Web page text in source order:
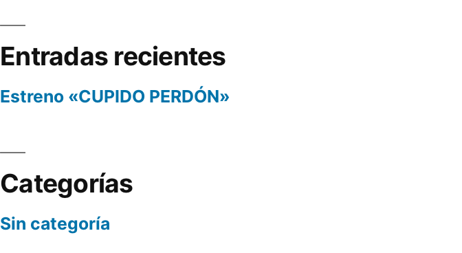
Entradas recientes
Estreno «CUPIDO PERDÓN»
Categorías
Sin categoría